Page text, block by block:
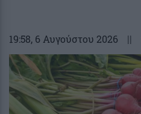
19:58, 6 Αυγούστου 2026 ||